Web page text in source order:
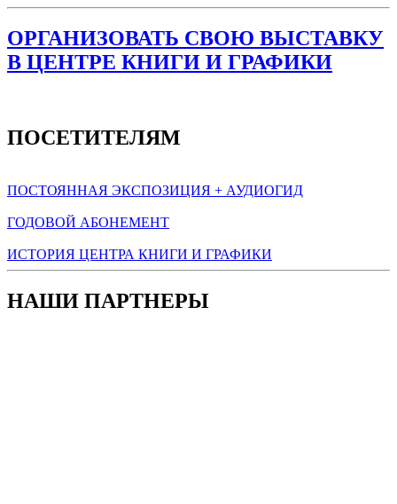
ОРГАНИЗОВАТЬ СВОЮ ВЫСТАВКУ
В ЦЕНТРЕ КНИГИ И ГРАФИКИ
ПОСЕТИТЕЛЯМ
ПОСТОЯННАЯ ЭКСПОЗИЦИЯ + АУДИОГИД
ГОДОВОЙ АБОНЕМЕНТ
ИСТОРИЯ ЦЕНТРА КНИГИ И ГРАФИКИ
НАШИ ПАРТНЕРЫ